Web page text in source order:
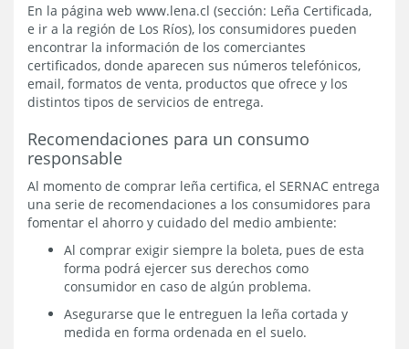
En la página web www.lena.cl (sección: Leña Certificada,
e ir a la región de Los Ríos), los consumidores pueden
encontrar la información de los comerciantes
certificados, donde aparecen sus números telefónicos,
email, formatos de venta, productos que ofrece y los
distintos tipos de servicios de entrega.
Recomendaciones para un consumo
responsable
Al momento de comprar leña certifica, el SERNAC entrega
una serie de recomendaciones a los consumidores para
fomentar el ahorro y cuidado del medio ambiente:
Al comprar exigir siempre la boleta, pues de esta
forma podrá ejercer sus derechos como
consumidor en caso de algún problema.
Asegurarse que le entreguen la leña cortada y
medida en forma ordenada en el suelo.